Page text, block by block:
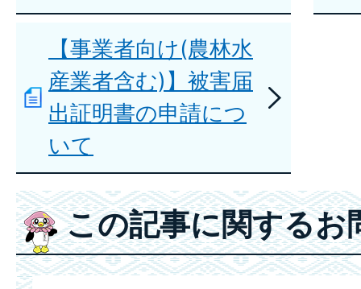
【事業者向け(農林水
産業者含む)】被害届
出証明書の申請につ
いて
この記事に関するお